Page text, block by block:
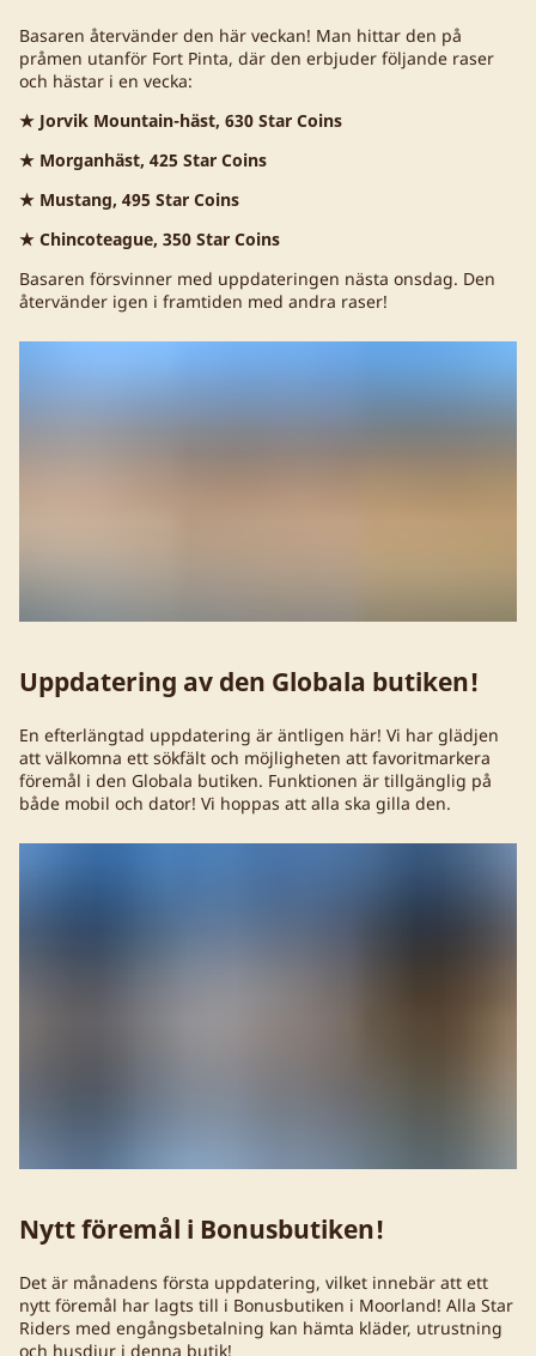
Basaren återvänder den här veckan! Man hittar den på
pråmen utanför Fort Pinta, där den erbjuder följande raser
och hästar i en vecka:
★ Jorvik Mountain-häst, 630 Star Coins
★ Morganhäst, 425 Star Coins
★ Mustang, 495 Star Coins
★ Chincoteague, 350 Star Coins
Basaren försvinner med uppdateringen nästa onsdag. Den
återvänder igen i framtiden med andra raser!
Uppdatering av den Globala butiken!
En efterlängtad uppdatering är äntligen här! Vi har glädjen
att välkomna ett sökfält och möjligheten att favoritmarkera
föremål i den Globala butiken. Funktionen är tillgänglig på
både mobil och dator! Vi hoppas att alla ska gilla den.
Nytt föremål i Bonusbutiken!
Det är månadens första uppdatering, vilket innebär att ett
nytt föremål har lagts till i Bonusbutiken i Moorland! Alla Star
Riders med engångsbetalning kan hämta kläder, utrustning
och husdjur i denna butik!